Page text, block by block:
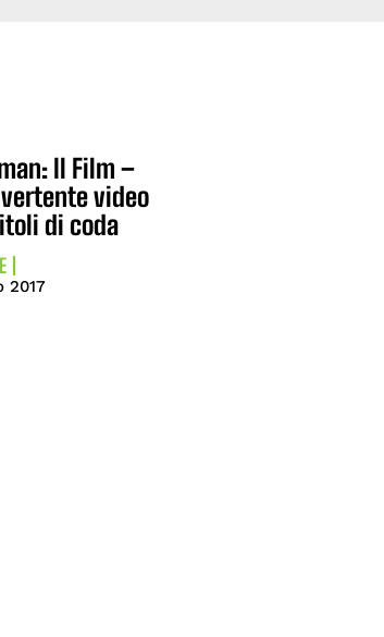
Il Film –
video
di coda
2017